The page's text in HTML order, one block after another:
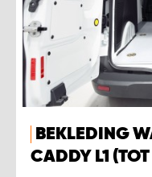
BEKLEDING
CADDY L1